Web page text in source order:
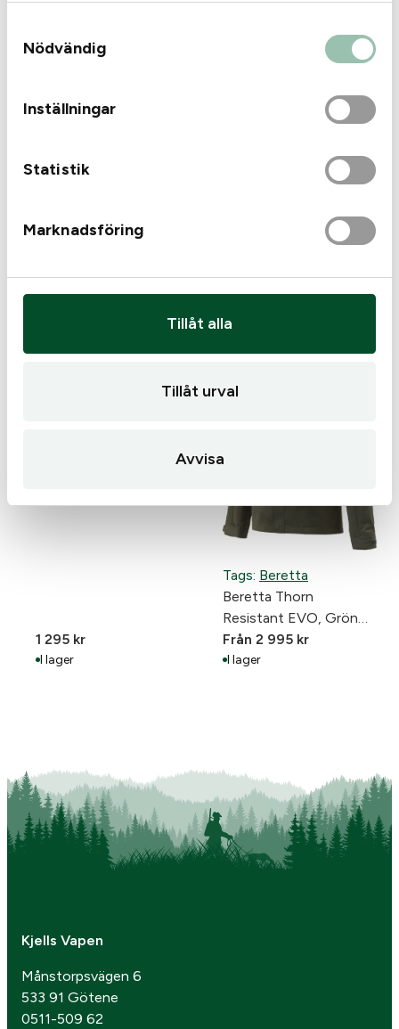
information som du har tillhandahållit eller
som de har samlat in när du har använt deras
tjänster.
Nödvändig
Inställningar
Statistik
Marknadsföring
Tillåt alla
Tillåt urval
Avvisa
Bälte Lynx Orange
I lager
Beretta Duiker Goretex
1 295 kr
I lager
Tags: Beretta
Beretta Thorn
Resistant EVO, Grön
ELLER Orange
Från 2 995 kr
I lager
Kjells Vapen
Månstorpsvägen 6
533 91 Götene
0511-509 62